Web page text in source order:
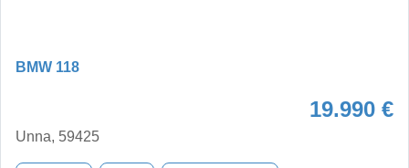
BMW 118
19.990 €
Unna, 59425